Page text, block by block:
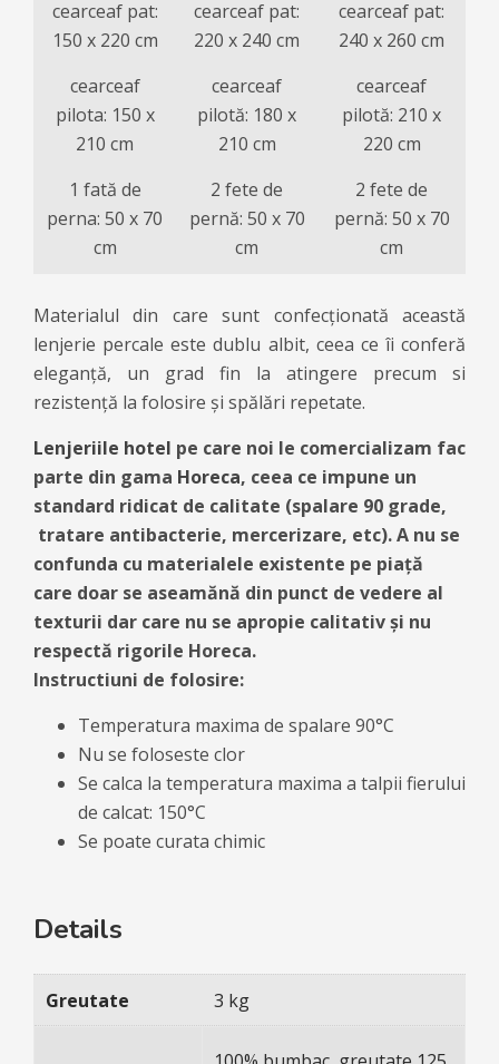
cearceaf pat:
150 x 220 cm
cearceaf
pilota: 150 x
210 cm
1 fată de
perna: 50 x 70
cm
cearceaf pat:
220 x 240 cm
cearceaf
pilotă: 180 x
210 cm
2 fete de
pernă: 50 x 70
cm
cearceaf pat:
240 x 260 cm
cearceaf
pilotă: 210 x
220 cm
2 fete de
pernă: 50 x 70
cm
Materialul din care sunt confecționată această
lenjerie percale este dublu albit, ceea ce îi conferă
eleganţă, un grad fin la atingere precum si
rezistenţă la folosire și spălări repetate.
Lenjeriile hotel pe care noi le comercializam fac
parte din gama Horeca, ceea ce impune un
standard ridicat de calitate (spalare 90 grade,
tratare antibacterie, mercerizare, etc). A nu se
confunda cu materialele existente pe piață
care doar se aseamănă din punct de vedere al
texturii dar care nu se apropie calitativ și nu
respectă rigorile Horeca.
Instructiuni de folosire:
Temperatura maxima de spalare 90°C
Nu se foloseste clor
Se calca la temperatura maxima a talpii fierului
de calcat: 150°C
Se poate curata chimic
Details
Greutate 3 kg